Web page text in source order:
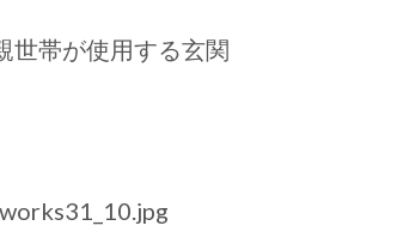
世帯が使用する玄関